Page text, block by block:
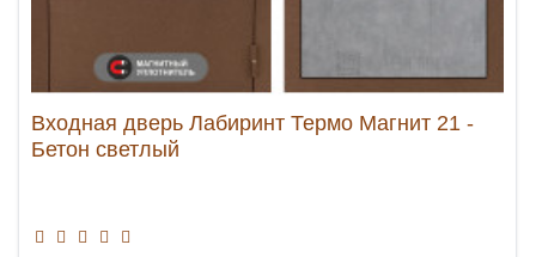
Входная дверь Лабиринт Термо Магнит 21 -
Бетон светлый